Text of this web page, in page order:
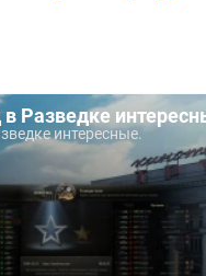
Разведке
интересные.